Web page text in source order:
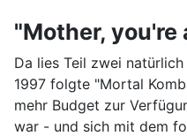
"Mother, you're
Da lies Teil zwei
1997 folgte "Mortal
mehr Budget zur
war - und sich mit dem